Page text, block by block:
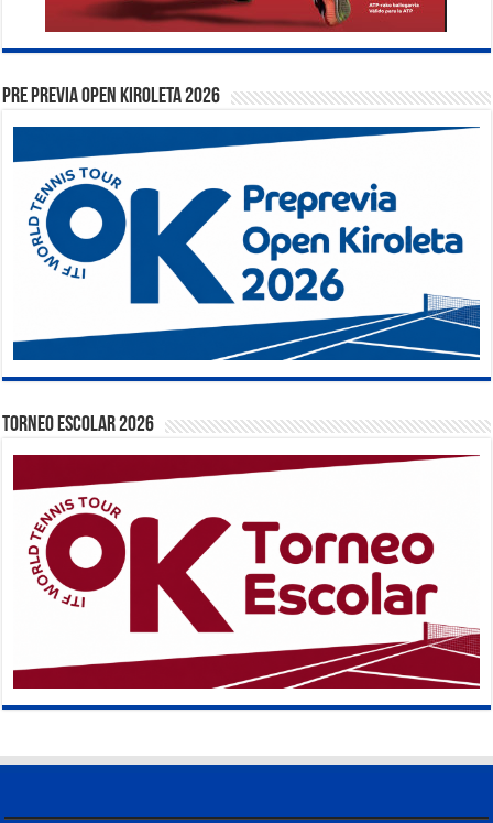
PRE PREVIA OPEN KIROLETA 2026
TORNEO ESCOLAR 2026